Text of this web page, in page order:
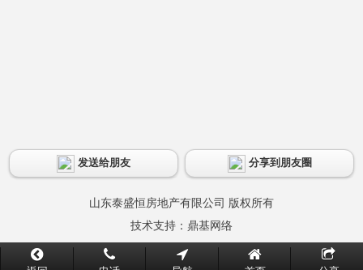
发送给朋友 分享到朋友圈
山东泰盛恒房地产有限公司 版权所有
技术支持： 鼎基网络